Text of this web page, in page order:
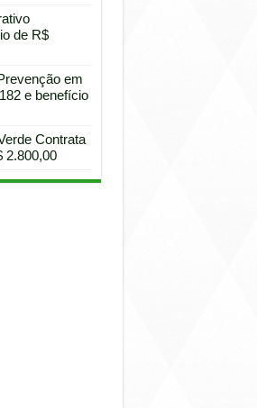
de R$
em
e benefício
Contrata
2.800,00